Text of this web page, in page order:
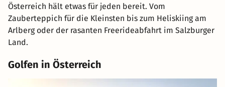
Österreich hält etwas für jeden bereit. Vom
Zauberteppich für die Kleinsten bis zum Heliskiing am
Arlberg oder der rasanten Freerideabfahrt im Salzburger
Land.
Golfen in Österreich